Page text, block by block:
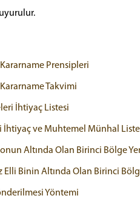
Kararname Prensipleri
Kararname Takvimi
İhtiyaç Listesi
ve Muhtemel Münhal
Altında Olan Birinci Bölge
Elli Binin Altında Olan Birinci
Yöntemi